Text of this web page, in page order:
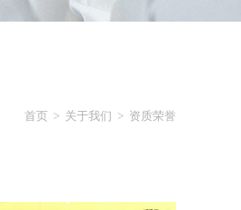
首页 > 关于我们 > 资质荣誉